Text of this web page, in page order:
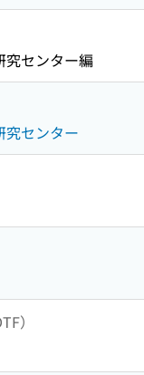
究センター編
究センター
）